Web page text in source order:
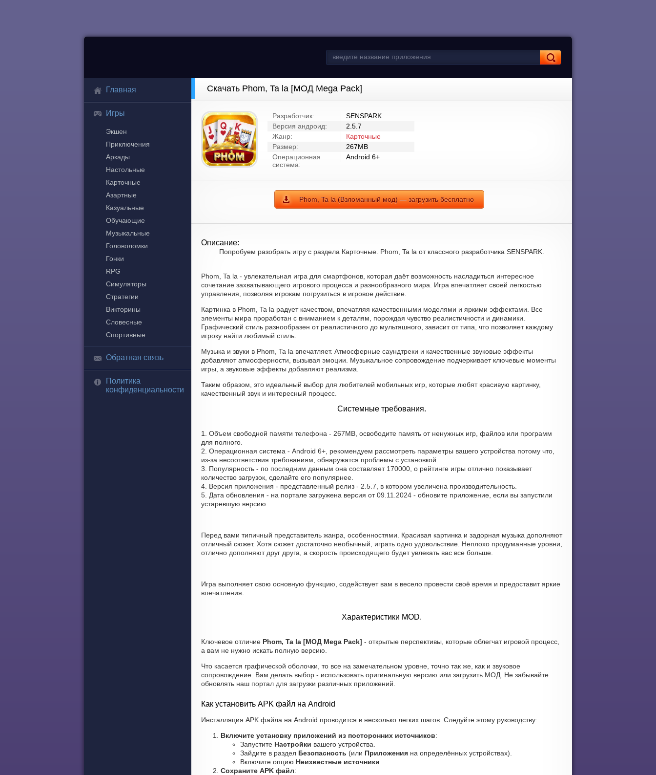
Главная
Игры
Экшен
Приключения
Аркады
Настольные
Карточные
Азартные
Казуальные
Обучающие
Музыкальные
Головоломки
Гонки
RPG
Симуляторы
Стратегии
Викторины
Словесные
Спортивные
Обратная связь
Политика
конфиденциальности
Скачать Phom, Ta la [МОД Mega Pack]
Разработчик:
SENSPARK
Версия андроид:
2.5.7
Жанр:
Карточные
Размер:
267MB
Операционная
система:
Android 6+
Phom, Ta la (Взломанный мод) — загрузить бесплатно
Описание:
Попробуем разобрать игру с раздела Карточные. Phom, Ta la от классного разработчика SENSPARK.
Phom, Ta la - увлекательная игра для смартфонов, которая даёт возможность насладиться интересное
сочетание захватывающего игрового процесса и разнообразного мира. Игра впечатляет своей легкостью
управления, позволяя игрокам погрузиться в игровое действие.
Картинка в Phom, Ta la радует качеством, впечатляя качественными моделями и яркими эффектами. Все
элементы мира проработан с вниманием к деталям, порождая чувство реалистичности и динамики.
Графический стиль разнообразен от реалистичного до мультяшного, зависит от типа, что позволяет каждому
игроку найти любимый стиль.
Музыка и звуки в Phom, Ta la впечатляет. Атмосферные саундтреки и качественные звуковые эффекты
добавляют атмосферности, вызывая эмоции. Музыкальное сопровождение подчеркивает ключевые моменты
игры, а звуковые эффекты добавляют реализма.
Таким образом, это идеальный выбор для любителей мобильных игр, которые любят красивую картинку,
качественный звук и интересный процесс.
Системные требования.
1. Объем свободной памяти телефона - 267MB, освободите память от ненужных игр, файлов или программ
для полного.
2. Операционная система - Android 6+, рекомендуем рассмотреть параметры вашего устройства потому что,
из-за несоответствия требованиям, обнаружатся проблемы с установкой.
3. Популярность - по последним данным она составляет 170000, о рейтинге игры отлично показывает
количество загрузок, сделайте его популярнее.
4. Версия приложения - представленный релиз - 2.5.7, в котором увеличена производительность.
5. Дата обновления - на портале загружена версия от 09.11.2024 - обновите приложение, если вы запустили
устаревшую версию.
Перед вами типичный представитель жанра, особенностями. Красивая картинка и задорная музыка дополняют
отличный сюжет. Хотя сюжет достаточно необычный, играть одно удовольствие. Неплохо продуманные уровни,
отлично дополняют друг друга, а скорость происходящего будет увлекать вас все больше.
Игра выполняет свою основную функцию, содействует вам в весело провести своё время и предоставит яркие
впечатления.
Характеристики MOD.
Ключевое отличие Phom, Ta la [МОД Mega Pack] - открытые перспективы, которые облегчат игровой процесс,
а вам не нужно искать полную версию.
Что касается графической оболочки, то все на замечательном уровне, точно так же, как и звуковое
сопровождение. Вам делать выбор - использовать оригинальную версию или загрузить МОД. Не забывайте
обновлять наш портал для загрузки различных приложений.
Как установить APK файл на Android
Инсталляция APK файла на Android проводится в несколько легких шагов. Следуйте этому руководству:
Включите установку приложений из посторонних источников:
Запустите Настройки вашего устройства.
Зайдите в раздел Безопасность (или Приложения на определённых устройствах).
Включите опцию Неизвестные источники
Сохраните APK файл: